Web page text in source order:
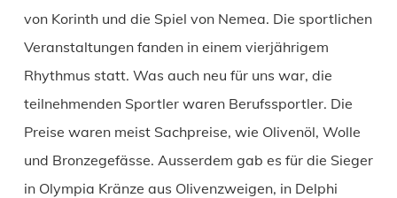
von Korinth und die Spiel von Nemea. Die sportlichen
Veranstaltungen fanden in einem vierjährigem
Rhythmus statt. Was auch neu für uns war, die
teilnehmenden Sportler waren Berufssportler. Die
Preise waren meist Sachpreise, wie Olivenöl, Wolle
und Bronzegefässe. Ausserdem gab es für die Sieger
in Olympia Kränze aus Olivenzweigen, in Delphi